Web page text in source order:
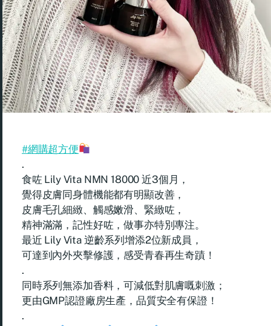
#網購超方便
.
食咗 Lily Vita NMN 18000 近3個月，
覺得皮膚同身體機能都有明顯改善，
皮膚毛孔細緻、觸感嫩滑、緊緻咗，
精神滿滿，記性好咗，做事亦特別專注。
最近 Lily Vita 逆齡系列增添2位新成員，
可達到內外夾擊修護​，感受青春再生奇蹟！
.
同時系列無添加香料，可減低對肌膚嘅刺激；
更由GMP認證廠房生產，品質安全有保證！
.